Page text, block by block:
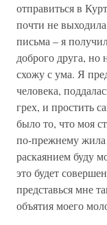
отправиться в
почти не
письма – я
доброго друга, но
схожу с ума. Я
человека,
грех, и простить
было то, что моя
по-прежнему жила
раскаянием буду
это будет
представься мне
объятия моего